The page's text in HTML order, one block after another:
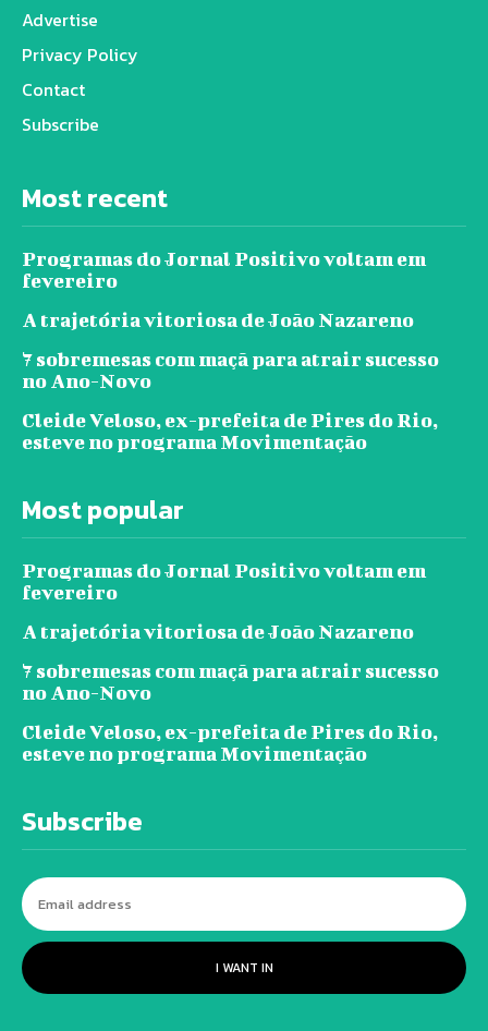
Advertise
Privacy Policy
Contact
Subscribe
Most recent
Programas do Jornal Positivo voltam em
fevereiro
A trajetória vitoriosa de João Nazareno
7 sobremesas com maçã para atrair sucesso
no Ano-Novo
Cleide Veloso, ex-prefeita de Pires do Rio,
esteve no programa Movimentação
Most popular
Programas do Jornal Positivo voltam em
fevereiro
A trajetória vitoriosa de João Nazareno
7 sobremesas com maçã para atrair sucesso
no Ano-Novo
Cleide Veloso, ex-prefeita de Pires do Rio,
esteve no programa Movimentação
Subscribe
I WANT IN